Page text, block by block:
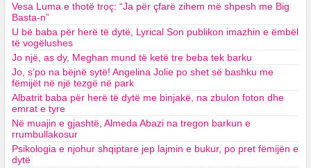
Vesa Luma e thotë troç: “Ja për çfarë zihem më shpesh me Big
Basta-n”
U bë baba për herë të dytë, Lyrical Son publikon imazhin e ëmbël
të vogëlushes
Jo një, as dy, Meghan mund të ketë tre beba tek barku
Jo, s’po na bëjnë sytë! Angelina Jolie po shet së bashku me
fëmijët në një tezgë në park
Albatrit baba për herë të dytë me binjakë, na zbulon foton dhe
emrat e tyre
Në muajin e gjashtë, Almeda Abazi na tregon barkun e
rrumbullakosur
Psikologia e njohur shqiptare jep lajmin e bukur, po pret fëmijën e
dytë